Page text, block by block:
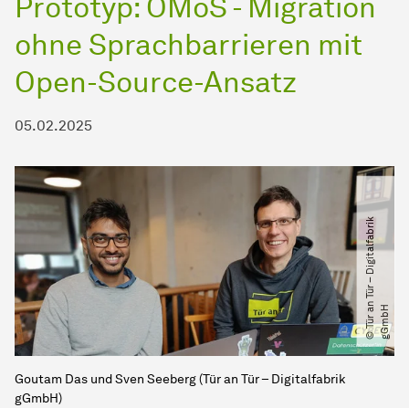
ohne Sprachbarrieren mit
Open-Source-Ansatz
05.02.2025
©
T
ü
r
a
n
T
ü
r
–
D
i
g
i
t
a
l
f
a
b
r
i
k
g
G
m
bH
Goutam Das und Sven Seeberg (Tür an Tür – Digitalfabrik
gGmbH)